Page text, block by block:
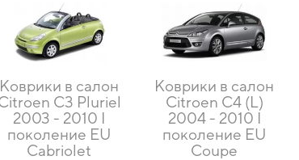
Коврики в салон
C3 Pluriel
2003 - 2010 I
поколение EU
Cabriolet
Коврики в салон
Citroen C4 (L)
2004 - 2010 I
поколение EU
Coupe